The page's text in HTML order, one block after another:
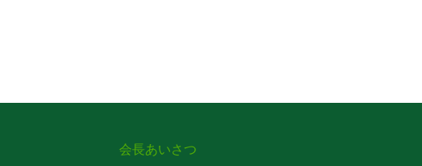
会長あいさつ